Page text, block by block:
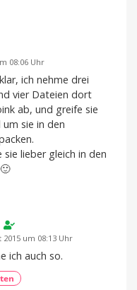
08:06 Uhr
ich nehme drei
vier Dateien dort
ab, und greife sie
sie in den
sie lieber gleich in den
2015 um 08:13 Uhr
ich auch so.